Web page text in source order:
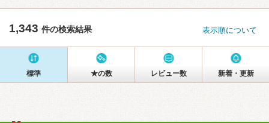
1,343 件の検索結果 表示順について
標準 ★の数 レビュー数 新着・更新